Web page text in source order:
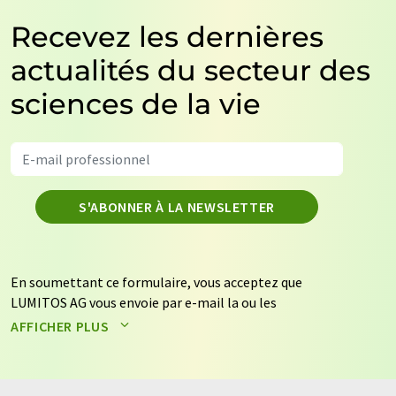
Recevez les dernières
actualités du secteur des
sciences de la vie
S'ABONNER À LA NEWSLETTER
En soumettant ce formulaire, vous acceptez que
LUMITOS AG vous envoie par e-mail la ou les
newsletters sélectionnées ci-dessus. Vos données ne
protection des données
. LUMITOS peut vous contacter
AFFICHER PLUS